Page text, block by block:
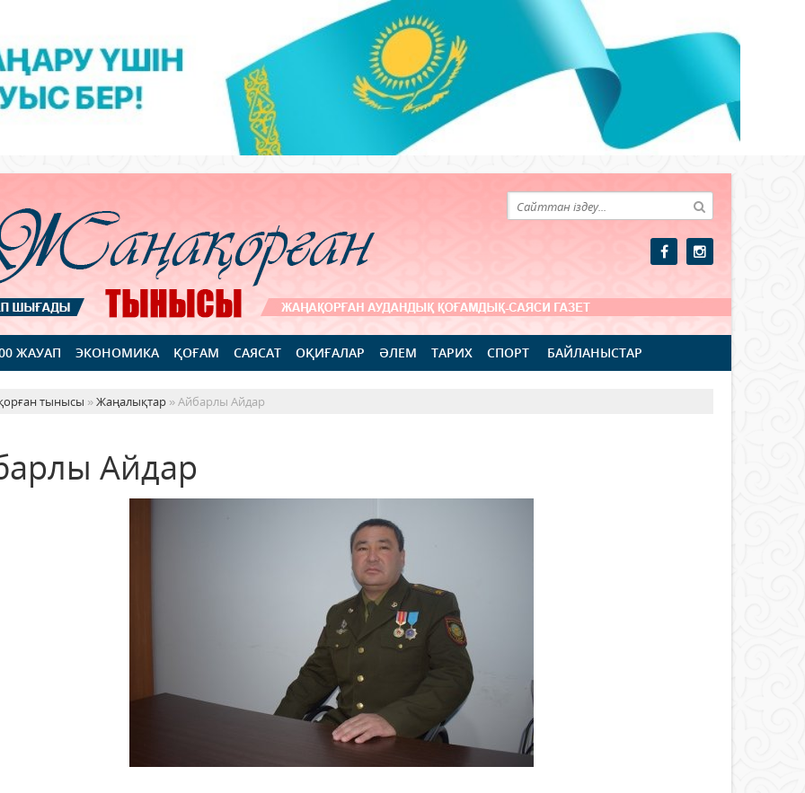
ЖАУАП ЭКОНОМИКА ҚОҒАМ САЯСАТ ОҚИҒАЛАР ӘЛЕМ ТАРИХ СПОРТ БАЙЛАНЫСТАР
тынысы »Жаңалықтар » Айбарлы Айдар
Айдар